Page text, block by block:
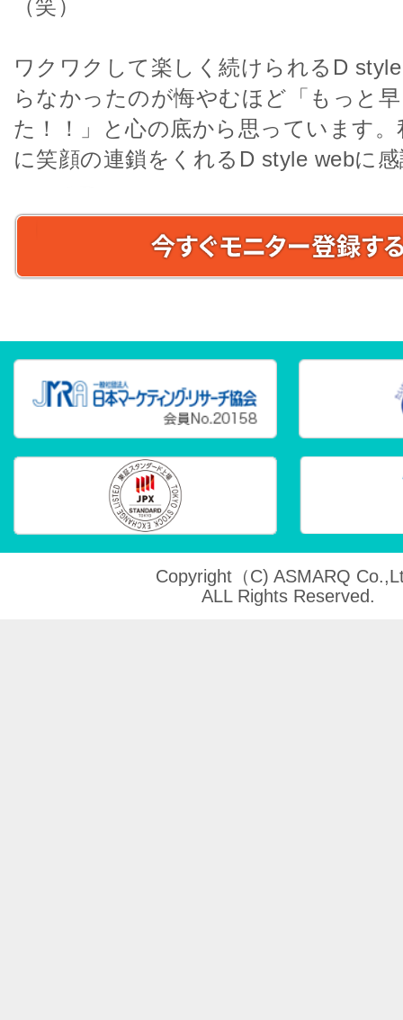
（笑）
ワクワクして楽しく続けられるD
らなかったのが悔やむほど「もっと
た！！」と心の底から思っています。
に笑顔の連鎖をくれるD style webに
Copyright（C) ASMARQ
ALL Rights Reserved.